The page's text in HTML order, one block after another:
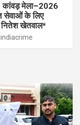
मेला–2026
सेवाओं के लिए
नितेश खेतवाल*